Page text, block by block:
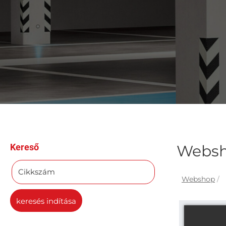
Kereső
Cikkszám
keresés indítása
Webshop /